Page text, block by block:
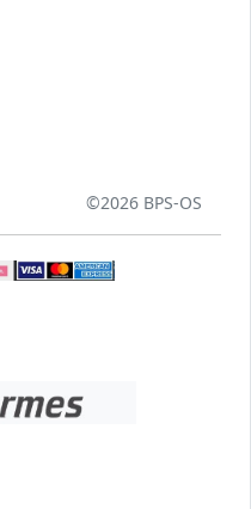
©2026 BPS-OS